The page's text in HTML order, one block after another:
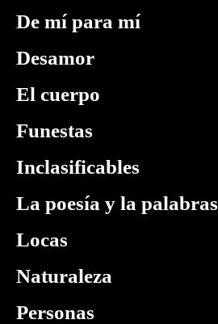
De mí para mí
Desamor
El cuerpo
Funestas
Inclasificables
La poesía y la palabras
Locas
Naturaleza
Personas